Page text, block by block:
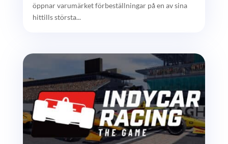
öppnar varumärket förbeställningar på en av sina
hittills största...